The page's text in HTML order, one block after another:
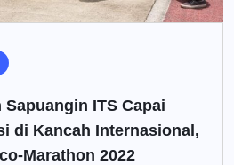
ITS Capai
di Kancah Internasional,
Marathon 2022